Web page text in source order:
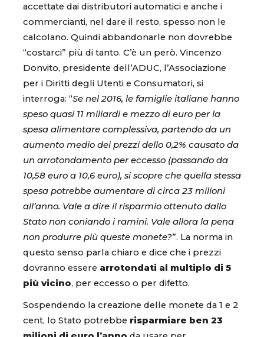
accettate dai distributori automatici e anche i
commercianti, nel dare il resto, spesso non le
calcolano. Quindi abbandonarle non dovrebbe
“costarci” più di tanto. C’è un però. Vincenzo
Donvito, presidente dell’ADUC, l’Associazione
per i Diritti degli Utenti e Consumatori, si
interroga: “Se nel 2016, le famiglie italiane hanno
speso quasi 11 miliardi e mezzo di euro per la
spesa alimentare complessiva, partendo da un
aumento medio dei prezzi dello 0,2% causato da
un arrotondamento per eccesso (passando da
10,58 euro a 10,6 euro), si scopre che quella stessa
spesa potrebbe aumentare di circa 23 milioni
all’anno. Vale a dire il risparmio ottenuto dallo
Stato non coniando i ramini. Vale allora la pena
non produrre più queste monete?”. La norma in
questo senso parla chiaro e dice che i prezzi
dovranno essere arrotondati al multiplo di 5
più vicino, per eccesso o per difetto.
Sospendendo la creazione delle monete da 1 e 2
cent, lo Stato potrebbe risparmiare ben 23